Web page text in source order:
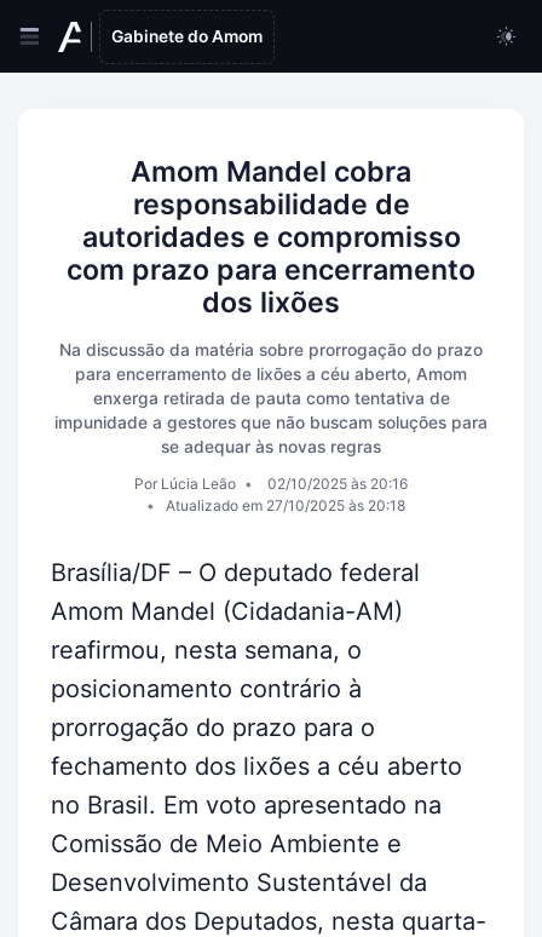
Gabinete do Amom
Amom Mandel cobra
responsabilidade de
autoridades e compromisso
com prazo para encerramento
dos lixões
Na discussão da matéria sobre prorrogação do prazo
para encerramento de lixões a céu aberto, Amom
enxerga retirada de pauta como tentativa de
impunidade a gestores que não buscam soluções para
se adequar às novas regras
Por Lúcia Leão
02/10/2025 às 20:16
Atualizado em 27/10/2025 às 20:18
Brasília/DF – O deputado federal
Amom Mandel (Cidadania-AM)
reafirmou, nesta semana, o
posicionamento contrário à
prorrogação do prazo para o
fechamento dos lixões a céu aberto
no Brasil. Em voto apresentado na
Comissão de Meio Ambiente e
Desenvolvimento Sustentável da
Câmara dos Deputados, nesta quarta-